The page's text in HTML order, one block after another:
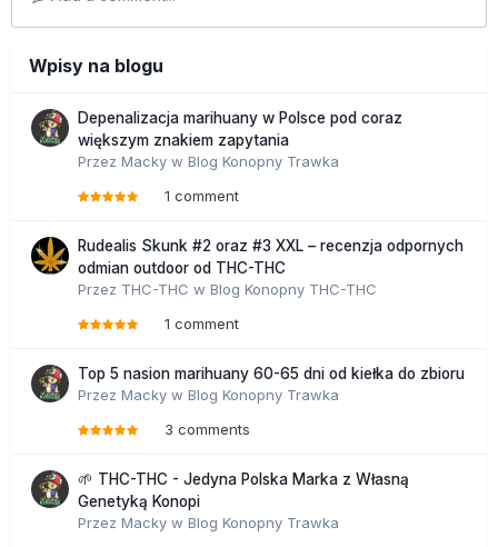
Wpisy na blogu
Depenalizacja marihuany w Polsce pod coraz
większym znakiem zapytania
Przez Macky w Blog Konopny Trawka
1 comment
Rudealis Skunk #2 oraz #3 XXL – recenzja odpornych
odmian outdoor od THC-THC
Przez THC-THC w Blog Konopny THC-THC
1 comment
Top 5 nasion marihuany 60-65 dni od kiełka do zbioru
Przez Macky w Blog Konopny Trawka
3 comments
🌱 THC-THC - Jedyna Polska Marka z Własną
Genetyką Konopi
Przez Macky w Blog Konopny Trawka